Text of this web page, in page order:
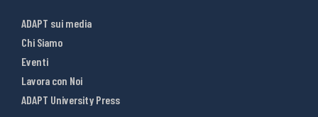
ADAPT sui media
Chi Siamo
Eventi
Lavora con Noi
ADAPT University Press